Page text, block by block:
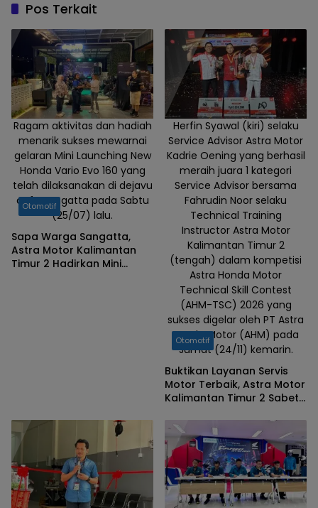
rayakan HUT
Republik
Indonesia
yang ke 80
Tahun
dengan cara
unik bertajuk
“Riding Merah
Putih” pada
Minggu
(17/08)
kemarin.
Pos Terkait
Ragam aktivitas dan hadiah
menarik sukses mewarnai
gelaran Mini Launching New
Honda Vario Evo 160 yang
telah dilaksanakan di dejavu
cafe Sangatta pada Sabtu
(25/07) lalu.
Otomotif
Sapa Warga Sangatta,
Astra Motor Kalimantan
Timur 2 Hadirkan Mini
Herfin Syawal (kiri) selaku
Service Advisor Astra Motor
Kadrie Oening yang berhasil
meraih juara 1 kategori
Service Advisor bersama
Fahrudin Noor selaku
Technical Training
Instructor Astra Motor
Kalimantan Timur 2
(tengah) dalam kompetisi
Astra Honda Motor
Technical Skill Contest
(AHM-TSC) 2026 yang
sukses digelar oleh PT Astra
Honda Motor (AHM) pada
Jumat (24/11) kemarin.
Otomotif
Buktikan Layanan Servis
Motor Terbaik, Astra Motor
Kalimantan Timur 2 Sabet
Technical Skill Contest
2026